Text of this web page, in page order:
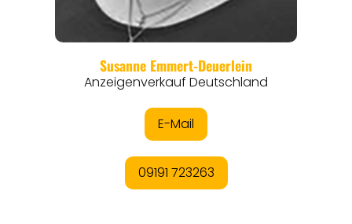
REISEFÜHRER
REISEMAGAZINE
THEMEN